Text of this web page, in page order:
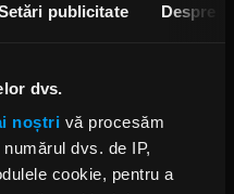
publicitate Despre
dvs.
noștri vă procesăm
dvs. de IP,
cookie, pentru a
Tree